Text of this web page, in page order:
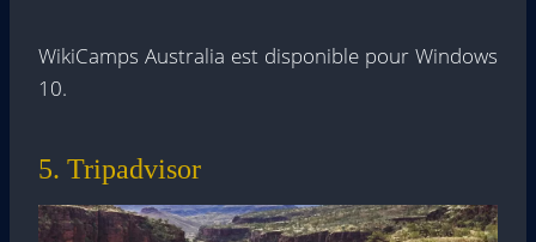
WikiCamps Australia est disponible pour Windows
10.
5. Tripadvisor